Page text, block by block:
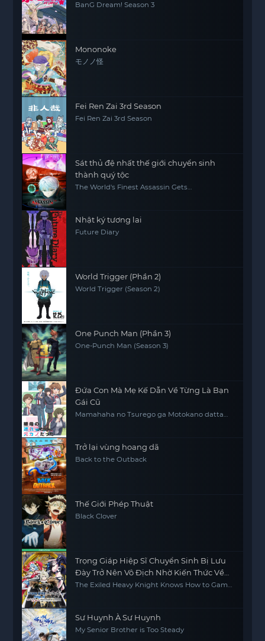
BanG Dream! Season 3
Mononoke
モノノ怪
Fei Ren Zai 3rd Season
Fei Ren Zai 3rd Season
Sát thủ đệ nhất thế giới chuyển sinh
thành quý tộc
The World's Finest Assassin Gets
Nhật ký tương lai
Future Diary
World Trigger (Phần 2)
World Trigger (Season 2)
One Punch Man (Phần 3)
One-Punch Man (Season 3)
Đứa Con Mà Mẹ Kế Dẫn Về Từng Là Bạn
Gái Cũ
Mamahaha no Tsurego ga Motokano datta
Trở lại vùng hoang dã
Back to the Outback
Thế Giới Phép Thuật
Black Clover
Trọng Giáp Hiệp Sĩ Chuyển Sinh Bị Lưu
Đày Trở Nên Vô Địch Nhờ Kiến Thức Về
Game
The Exiled Heavy Knight Knows How to Game
Sư Huynh À Sư Huynh
My Senior Brother is Too Steady